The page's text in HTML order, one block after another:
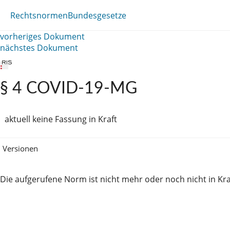
RechtsnormenBundesgesetze
vorheriges Dokument
nächstes Dokument
§ 4 COVID-19-MG
aktuell keine Fassung in Kraft
Versionen
Die aufgerufene Norm ist nicht mehr oder noch nicht in